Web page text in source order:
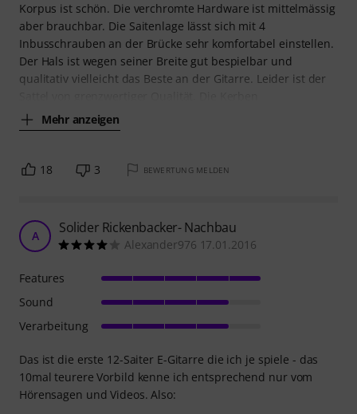
Korpus ist schön. Die verchromte Hardware ist mittelmässig
aber brauchbar. Die Saitenlage lässt sich mit 4
Inbusschrauben an der Brücke sehr komfortabel einstellen.
Der Hals ist wegen seiner Breite gut bespielbar und
qualitativ vielleicht das Beste an der Gitarre. Leider ist der
Mehr anzeigen
18 3 BEWERTUNG MELDEN
A Solider Rickenbacker- Nachbau
Alexander976 17.01.2016
Das ist die erste 12-Saiter E-Gitarre die ich je spiele - das
10mal teurere Vorbild kenne ich entsprechend nur vom
Hörensagen und Videos. Also:
Features
Sound
Verarbeitung